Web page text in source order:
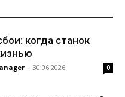
когда станок
- 30.06.2026 0